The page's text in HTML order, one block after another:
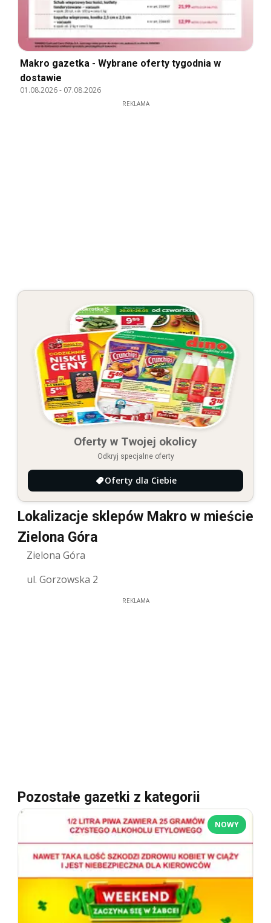
Makro gazetka - Wybrane oferty tygodnia w
dostawie
01.08.2026- 07.08.2026
REKLAMA
Oferty w Twojej okolicy
Odkryj specjalne oferty
Oferty dla Ciebie
Lokalizacje sklepów Makro w mieście
Zielona Góra
Zielona Góra
ul. Gorzowska 2
REKLAMA
Pozostałe gazetki z kategorii
NOWY